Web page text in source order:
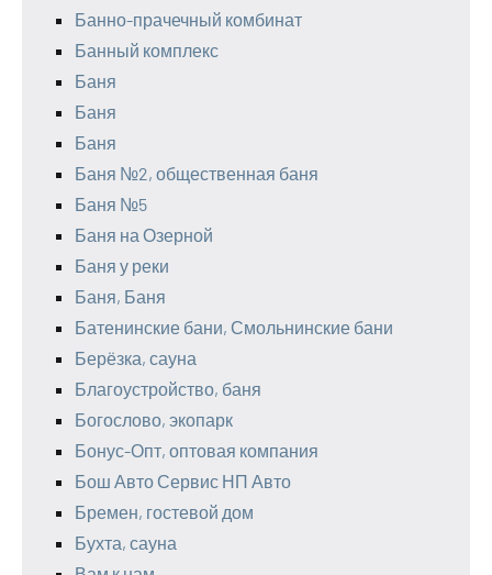
Банно-прачечный комбинат
Банный комплекс
Баня
Баня
Баня
Баня №2, общественная баня
Баня №5
Баня на Озерной
Баня у реки
Баня, Баня
Батенинские бани, Смольнинские бани
Берёзка, сауна
Благоустройство, баня
Богослово, экопарк
Бонус-Опт, оптовая компания
Бош Авто Сервис НП Авто
Бремен, гостевой дом
Бухта, сауна